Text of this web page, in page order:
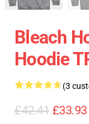
Bleach
Hoodie
(3
£42.41 £33.93